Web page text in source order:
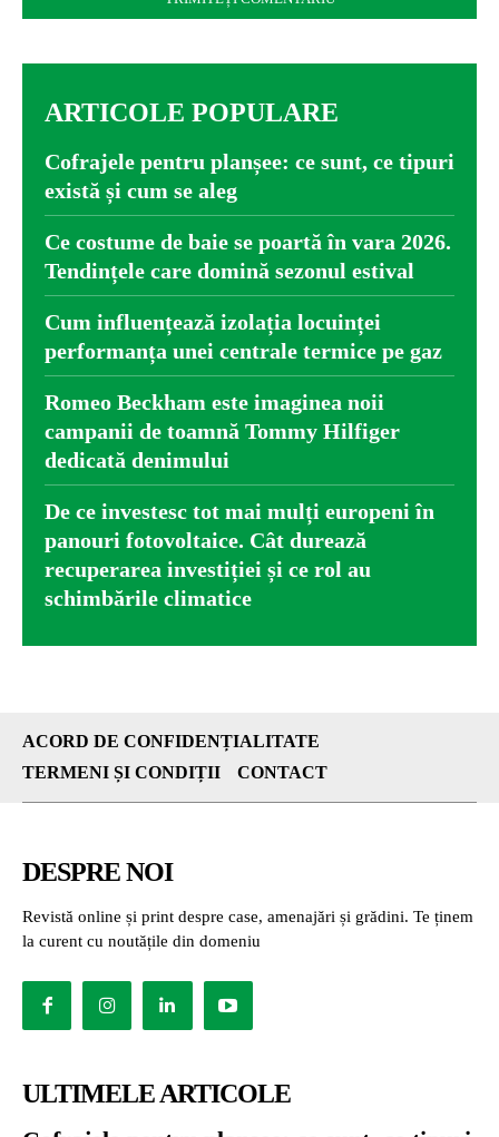
ARTICOLE POPULARE
Cofrajele pentru planșee: ce sunt, ce tipuri
există și cum se aleg
Ce costume de baie se poartă în vara 2026.
Tendințele care domină sezonul estival
Cum influențează izolația locuinței
performanța unei centrale termice pe gaz
Romeo Beckham este imaginea noii
campanii de toamnă Tommy Hilfiger
dedicată denimului
De ce investesc tot mai mulți europeni în
panouri fotovoltaice. Cât durează
recuperarea investiției și ce rol au
schimbările climatice
ACORD DE CONFIDENȚIALITATE
TERMENI ȘI CONDIȚII
CONTACT
DESPRE NOI
Revistă online și print despre case, amenajări și grădini. Te ținem
la curent cu noutățile din domeniu
ULTIMELE ARTICOLE